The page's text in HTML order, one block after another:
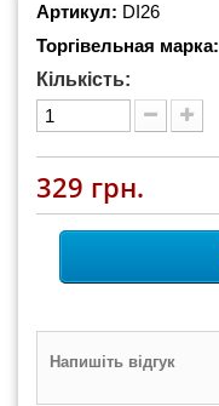
Артикул: DI26
Торгівельная марка:
Кількість:
329 грн.
Напишіть відгук